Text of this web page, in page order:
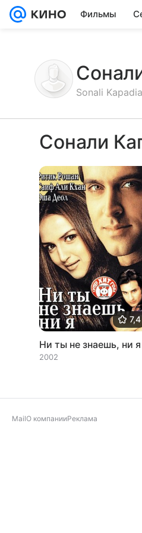
Фильмы
Sonali Kapadia
Сонали
7,4
Ни ты не знаешь, ни я
2002
MailО компанииРеклама